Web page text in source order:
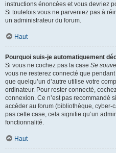
instructions énoncées et vous devriez
Si toutefois vous ne parveniez pas à
un administrateur du forum.
Haut
Pourquoi suis-je automatiquement
Si vous ne cochez pas la case Se
vous ne resterez connecté que
que quelqu’un d’autre utilise votre
ordinateur. Pour rester connecté,
connexion. Ce n’est pas recommandé
accéder au forum (bibliothèque, cyber-
pas cette case, cela signifie qu’un
fonctionnalité.
Haut